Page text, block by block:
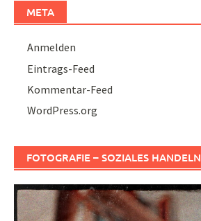
META
Anmelden
Eintrags-Feed
Kommentar-Feed
WordPress.org
FOTOGRAFIE – SOZIALES HANDELN